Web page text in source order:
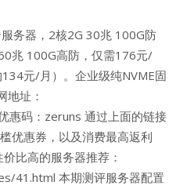
务器，2核2G 30兆 100G防
兆 100G高防，仅需176元/
元/月）。企业级纯NVME固
地址：
惠码：zeruns 通过上面的链接
优惠券，以及消费最高返利
比高的服务器推荐：
41.html 本期测评服务器配置